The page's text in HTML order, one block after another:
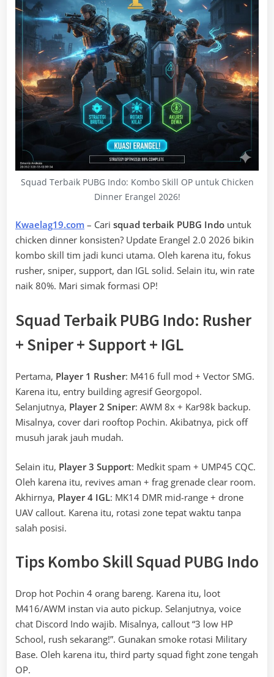
Squad Terbaik PUBG Indo: Kombo Skill OP untuk Chicken
Dinner Erangel 2026!
Kwaelag19.com – Cari squad terbaik PUBG Indo untuk
chicken dinner konsisten? Update Erangel 2.0 2026 bikin
kombo skill tim jadi kunci utama. Oleh karena itu, fokus
rusher, sniper, support, dan IGL solid. Selain itu, win rate
naik 80%. Mari simak formasi OP!
Squad Terbaik PUBG Indo: Rusher
+ Sniper + Support + IGL
Pertama, Player 1 Rusher: M416 full mod + Vector SMG.
Karena itu, entry building agresif Georgopol.
Selanjutnya, Player 2 Sniper: AWM 8x + Kar98k backup.
Misalnya, cover dari rooftop Pochin. Akibatnya, pick off
musuh jarak jauh mudah.
Selain itu, Player 3 Support: Medkit spam + UMP45 CQC.
Oleh karena itu, revives aman + frag grenade clear room.
Akhirnya, Player 4 IGL: MK14 DMR mid-range + drone
UAV callout. Karena itu, rotasi zone tepat waktu tanpa
salah posisi.
Tips Kombo Skill Squad PUBG Indo
Drop hot Pochin 4 orang bareng. Karena itu, loot
M416/AWM instan via auto pickup. Selanjutnya, voice
chat Discord Indo wajib. Misalnya, callout “3 low HP
School, rush sekarang!”. Gunakan smoke rotasi Military
Base. Oleh karena itu, third party squad fight zone tengah
OP.